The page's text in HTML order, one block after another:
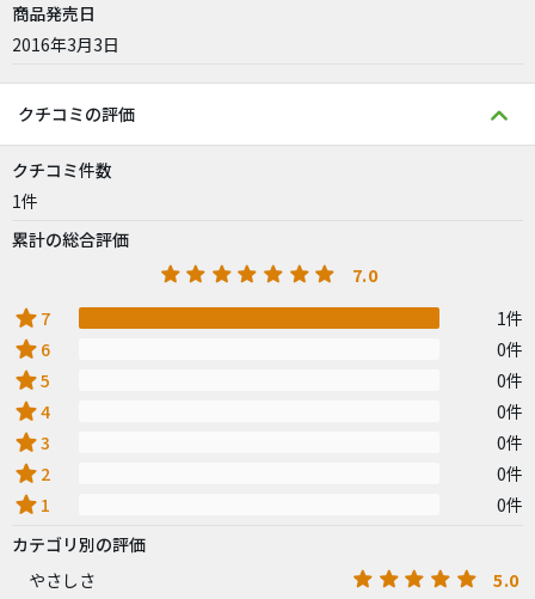
商品発売日
2016年3月3日
クチコミの評価
クチコミ件数
1件
累計の総合評価
7.0
star 7 1件
star 6 0件
star5 0件
star4 0件
star3 0件
star 2 0件
star 1
0件
カテゴリ別の評価
やさしさ
5.0